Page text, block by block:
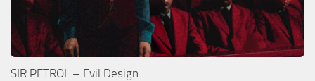
SIR PETROL – Evil Design